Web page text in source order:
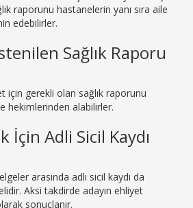
raporunu hastanelerin yanı sıra aile
edebilirler.
Sağlık Raporu
için gerekli olan sağlık raporunu
hekimlerinden alabilirler.
İçin Adli Sicil Kaydı
arasında adli sicil kaydı da
Aksi takdirde adayın ehliyet
sonuçlanır.